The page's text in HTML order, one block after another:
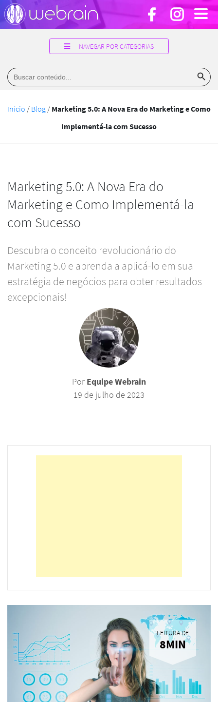
NAVEGAR POR CATEGORIAS
Search
for:
Search Button
Início / Blog / Marketing 5.0: A Nova Era do Marketing e Como
Implementá-la com Sucesso
Marketing 5.0: A Nova Era do
Marketing e Como Implementá-la
com Sucesso
Descubra o conceito revolucionário do
Marketing 5.0 e aprenda a aplicá-lo em sua
estratégia de negócios para obter resultados
excepcionais!
Por Equipe Webrain
19 de julho de 2023
LEITURA DE
8MIN